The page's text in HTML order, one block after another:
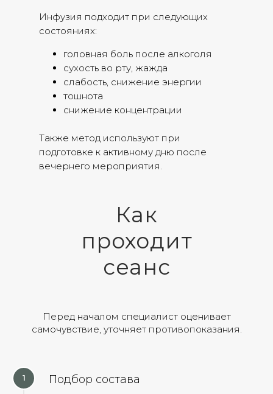
Инфузия подходит при следующих
состояниях:
головная боль после алкоголя
сухость во рту, жажда
слабость, снижение энергии
тошнота
снижение концентрации
Также метод используют при
подготовке к активному дню после
вечернего мероприятия.
Как
проходит
сеанс
Перед началом специалист оценивает
самочувствие, уточняет противопоказания.
Подбор состава